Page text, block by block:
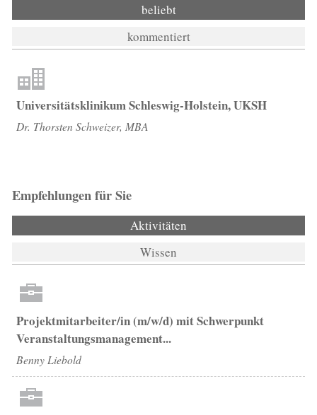
beliebt
kommentiert
Universitätsklinikum Schleswig-Holstein, UKSH
Dr. Thorsten Schweizer, MBA
Empfehlungen für Sie
Aktivitäten
Wissen
Projektmitarbeiter/in (m/w/d) mit Schwerpunkt
Veranstaltungsmanagement...
Benny Liebold